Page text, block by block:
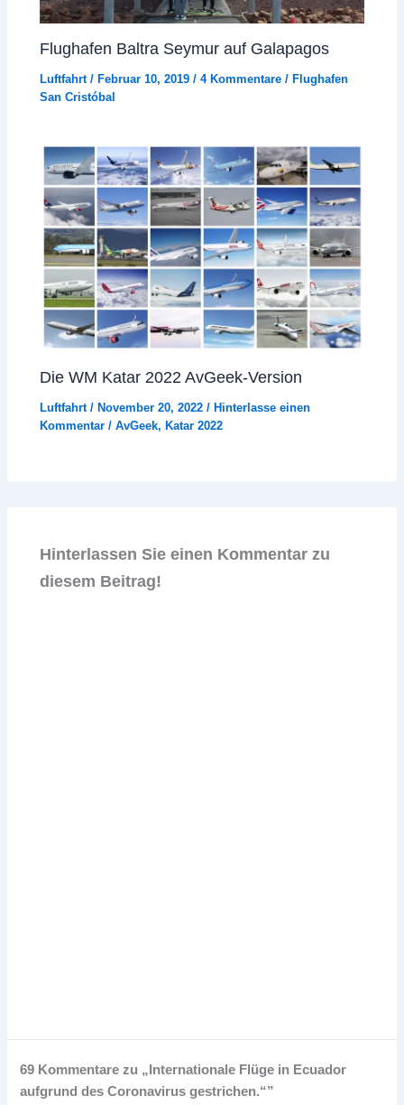
Flughafen Baltra Seymur auf Galapagos
Luftfahrt/ Februar 10, 2019/4 Kommentare / Flughafen
San Cristóbal
Die WM Katar 2022 AvGeek-Version
Luftfahrt/ November 20, 2022/ Hinterlasse einen
Kommentar /AvGeek, Katar 2022
Hinterlassen Sie einen Kommentar zu
diesem Beitrag!
69 Kommentare zu „Internationale Flüge in Ecuador
aufgrund des Coronavirus gestrichen.“”